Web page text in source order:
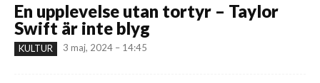
En upplevelse utan tortyr – Taylor
Swift är inte blyg
KULTUR 3 maj, 2024 – 14:45